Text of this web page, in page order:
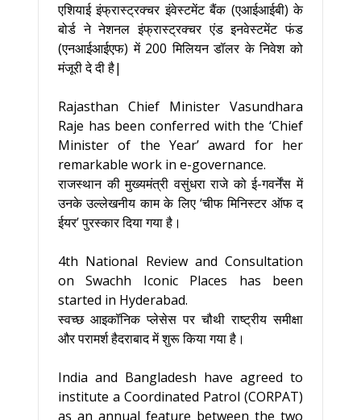
एशियाई इंफ्रास्ट्रक्चर इंवेस्टमेंट बैंक (एआईआईबी) के
बोर्ड ने नेशनल इंफ्रास्ट्रक्चर एंड इनवेस्टमेंट फंड
(एनआईआईएफ) में 200 मिलियन डॉलर के निवेश को
मंजूरी दे दी है|
Rajasthan Chief Minister Vasundhara
Raje has been conferred with the ‘Chief
Minister of the Year’ award for her
remarkable work in e-governance.
राजस्थान की मुख्यमंत्री वसुंधरा राजे को ई-गवर्नेंस में
उनके उल्लेखनीय काम के लिए ‘चीफ मिनिस्टर ऑफ द
ईयर’ पुरस्कार दिया गया है।
4th National Review and Consultation
on Swachh Iconic Places has been
started in Hyderabad.
स्वच्छ आइकॉनिक प्लेसेस पर चौथी राष्ट्रीय समीक्षा
और परामर्श हैदराबाद में शुरू किया गया है।
India and Bangladesh have agreed to
institute a Coordinated Patrol (CORPAT)
as an annual feature between the two